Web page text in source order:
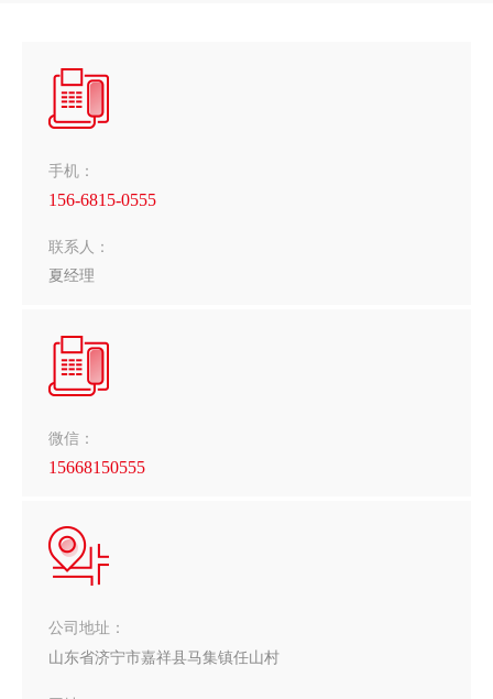
手机：
156-6815-0555
联系人：
夏经理
微信：
15668150555
公司地址：
山东省济宁市嘉祥县马集镇任山村